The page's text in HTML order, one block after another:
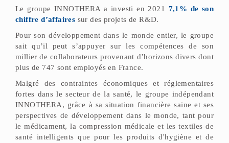
Le groupe INNOTHERA a investi en 2021 7,1% de son
chiffre d’affaires sur des projets de R&D.
Pour son développement dans le monde entier, le groupe
sait qu’il peut s’appuyer sur les compétences de son
millier de collaborateurs provenant d’horizons divers dont
plus de 747 sont employés en France.
Malgré des contraintes économiques et réglementaires
fortes dans le secteur de la santé, le groupe indépendant
INNOTHERA, grâce à sa situation financière saine et ses
perspectives de développement dans le monde, tant pour
le médicament, la compression médicale et les textiles de
santé intelligents que pour les produits d'hygiène et de